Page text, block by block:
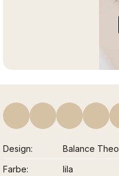
Design
Balance Theo
Farbe
lila